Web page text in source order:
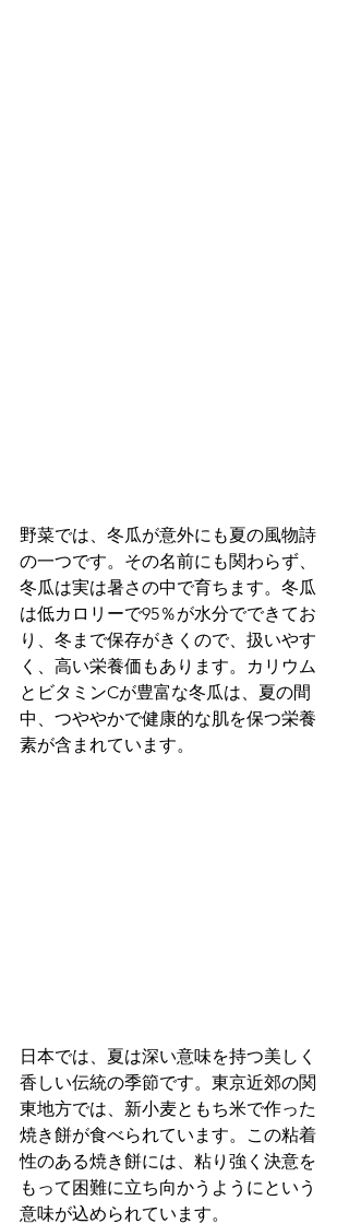
野菜では、冬瓜が意外にも夏の風物詩
の一つです。その名前にも関わらず、
冬瓜は実は暑さの中で育ちます。冬瓜
は低カロリーで95％が水分でできてお
り、冬まで保存がきくので、扱いやす
く、高い栄養価もあります。カリウム
とビタミンCが豊富な冬瓜は、夏の間
中、つややかで健康的な肌を保つ栄養
素が含まれています。
日本では、夏は深い意味を持つ美しく
香しい伝統の季節です。東京近郊の関
東地方では、新小麦ともち米で作った
焼き餅が食べられています。この粘着
性のある焼き餅には、粘り強く決意を
もって困難に立ち向かうようにという
意味が込められています。